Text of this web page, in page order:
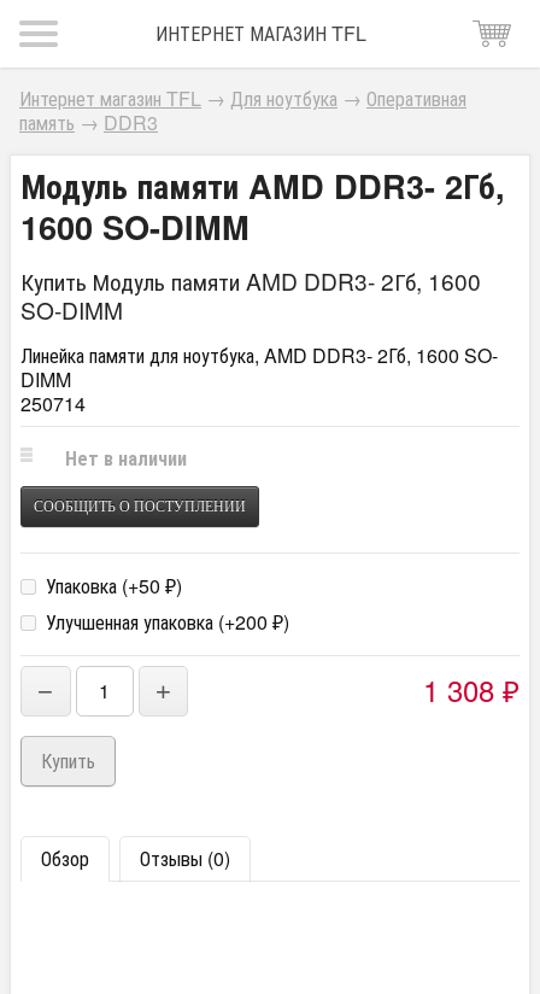
ИНТЕРНЕТ МАГАЗИН TFL
Интернет магазин TFL → Для ноутбука → Оперативная
память → DDR3
Модуль памяти AMD DDR3- 2Гб,
1600 SO-DIMM
Купить Модуль памяти AMD DDR3- 2Гб, 1600
SO-DIMM
Линейка памяти для ноутбука, AMD DDR3- 2Гб, 1600 SO-
DIMM
250714
Нет в наличии
СООБЩИТЬ О ПОСТУПЛЕНИИ
Упаковка (+50 ₽)
Улучшенная упаковка (+200 ₽)
− + 1 308 ₽
Обзор Отзывы (0)